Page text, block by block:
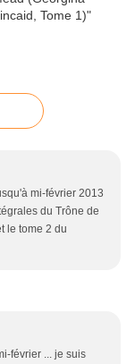
mi-février 2013
du Trône de
le tome 2 du
février ... je suis